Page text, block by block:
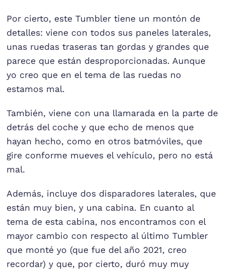
Por cierto, este Tumbler tiene un montón de
detalles: viene con todos sus paneles laterales,
unas ruedas traseras tan gordas y grandes que
parece que están desproporcionadas. Aunque
yo creo que en el tema de las ruedas no
estamos mal.
También, viene con una llamarada en la parte de
detrás del coche y que echo de menos que
hayan hecho, como en otros batmóviles, que
gire conforme mueves el vehículo, pero no está
mal.
Además, incluye dos disparadores laterales, que
están muy bien, y una cabina. En cuanto al
tema de esta cabina, nos encontramos con el
mayor cambio con respecto al último Tumbler
que monté yo (que fue del año 2021, creo
recordar) y que, por cierto, duró muy muy